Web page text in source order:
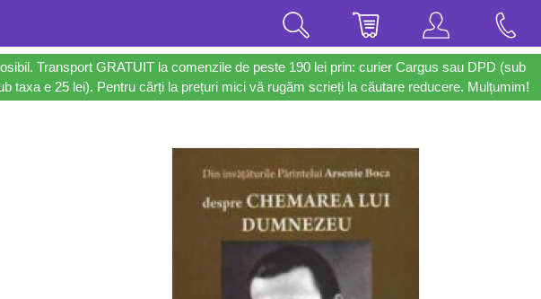
Transport GRATUIT la comenzile de peste 190 lei prin: curier Cargus sau DPD (sub
taxa e 25 lei). Pentru cărți la prețuri mici vă rugăm scrieți la căutare reducere. Mulțumim!